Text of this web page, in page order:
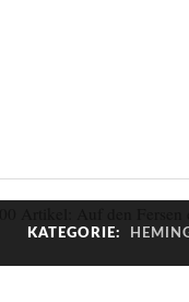
KATEGORIE: